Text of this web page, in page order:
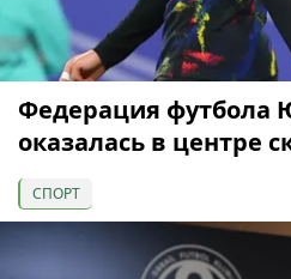
Федерация футбола
оказалась в центре
СПОРТ